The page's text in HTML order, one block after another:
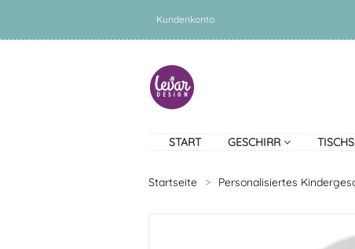
Kundenkonto
START GESCHIRR
Startseite > Personalisiertes